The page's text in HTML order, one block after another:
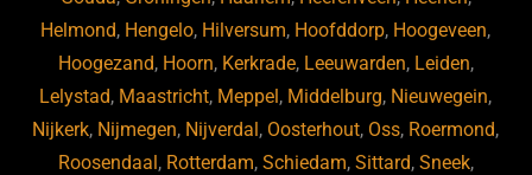
Helmond, Hengelo, Hilversum, Hoofddorp, Hoogeveen,
Hoogezand, Hoorn, Kerkrade, Leeuwarden, Leiden,
Lelystad, Maastricht, Meppel , Middelburg, Nieuwegein,
Nijkerk, Nijmegen, Nijverdal , Oosterhout, Oss, Roermond,
Roosendaal , Rotterdam, Schiedam, Sittard, Sneek,